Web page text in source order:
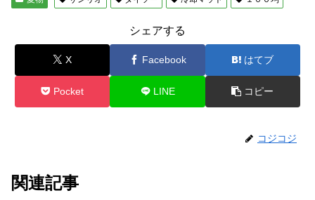
シェアする
X Facebook はてブ
Pocket LINE コピー
コジコジ
関連記事